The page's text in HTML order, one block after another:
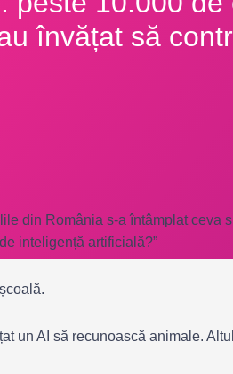
învățat să
din România s-a întâmplat ceva
inteligență artificială?”
un AI să recunoască animale.